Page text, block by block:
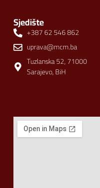
Sjedište
+387 62 546 862
uprava@mcm.ba
Tuzlanska 52, 71000
Sarajevo, BiH